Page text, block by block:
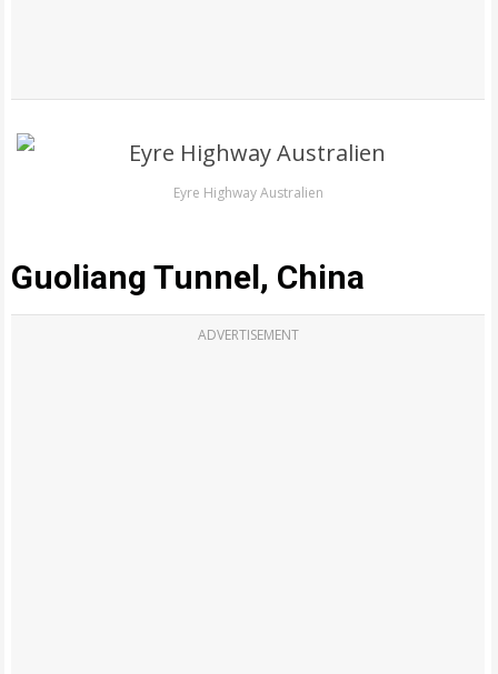
Eyre Highway Australien
Guoliang Tunnel, China
ADVERTISEMENT